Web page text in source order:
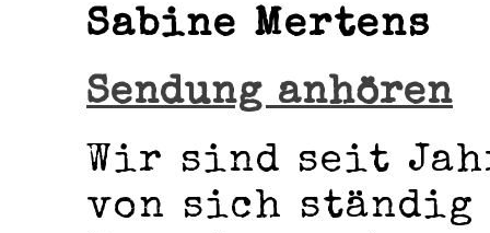
Sabine Mertens
Sendung anhören
Wir sind seit
von sich ständig